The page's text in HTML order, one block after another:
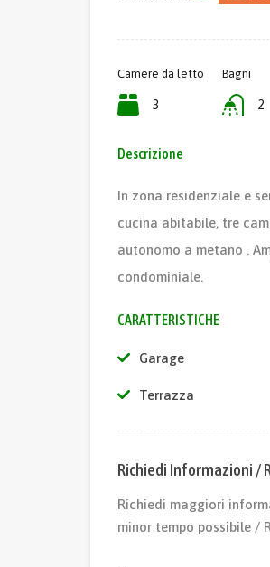
Camere da letto
3
Bagni
2
Descrizione
In zona residenziale e
cucina abitabile, tre
autonomo a metano .
condominiale.
CARATTERISTICHE
Garage
Terrazza
Richiedi Informazioni /
Richiedi maggiori
minor tempo possibile /